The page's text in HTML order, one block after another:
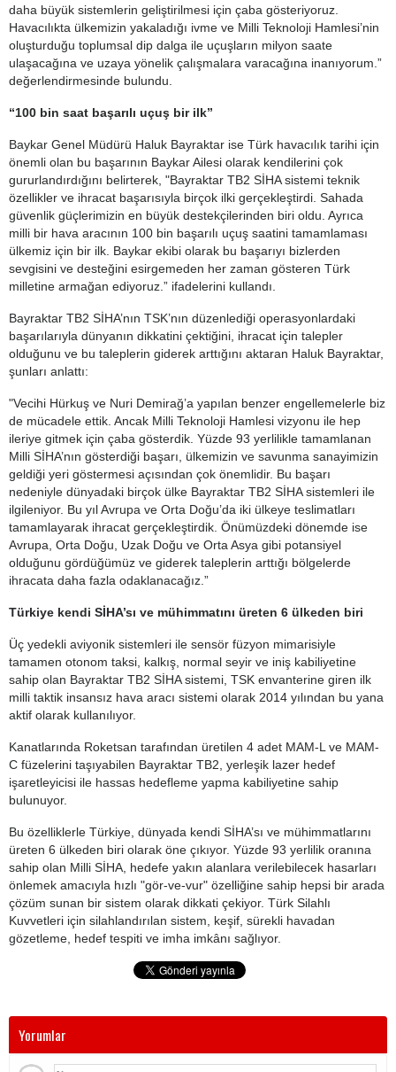
daha büyük sistemlerin geliştirilmesi için çaba gösteriyoruz.
Havacılıkta ülkemizin yakaladığı ivme ve Milli Teknoloji Hamlesi’nin
oluşturduğu toplumsal dip dalga ile uçuşların milyon saate
ulaşacağına ve uzaya yönelik çalışmalara varacağına inanıyorum.”
değerlendirmesinde bulundu.
“100 bin saat başarılı uçuş bir ilk”
Baykar Genel Müdürü Haluk Bayraktar ise Türk havacılık tarihi için
önemli olan bu başarının Baykar Ailesi olarak kendilerini çok
gururlandırdığını belirterek, "Bayraktar TB2 SİHA sistemi teknik
özellikler ve ihracat başarısıyla birçok ilki gerçekleştirdi. Sahada
güvenlik güçlerimizin en büyük destekçilerinden biri oldu. Ayrıca
milli bir hava aracının 100 bin başarılı uçuş saatini tamamlaması
ülkemiz için bir ilk. Baykar ekibi olarak bu başarıyı bizlerden
sevgisini ve desteğini esirgemeden her zaman gösteren Türk
milletine armağan ediyoruz.” ifadelerini kullandı.
Bayraktar TB2 SİHA’nın TSK’nın düzenlediği operasyonlardaki
başarılarıyla dünyanın dikkatini çektiğini, ihracat için talepler
olduğunu ve bu taleplerin giderek arttığını aktaran Haluk Bayraktar,
şunları anlattı:
"Vecihi Hürkuş ve Nuri Demirağ’a yapılan benzer engellemelerle biz
de mücadele ettik. Ancak Milli Teknoloji Hamlesi vizyonu ile hep
ileriye gitmek için çaba gösterdik. Yüzde 93 yerlilikle tamamlanan
Milli SİHA’nın gösterdiği başarı, ülkemizin ve savunma sanayimizin
geldiği yeri göstermesi açısından çok önemlidir. Bu başarı
nedeniyle dünyadaki birçok ülke Bayraktar TB2 SİHA sistemleri ile
ilgileniyor. Bu yıl Avrupa ve Orta Doğu’da iki ülkeye teslimatları
tamamlayarak ihracat gerçekleştirdik. Önümüzdeki dönemde ise
Avrupa, Orta Doğu, Uzak Doğu ve Orta Asya gibi potansiyel
olduğunu gördüğümüz ve giderek taleplerin arttığı bölgelerde
ihracata daha fazla odaklanacağız.”
Türkiye kendi SİHA’sı ve mühimmatını üreten 6 ülkeden biri
Üç yedekli aviyonik sistemleri ile sensör füzyon mimarisiyle
tamamen otonom taksi, kalkış, normal seyir ve iniş kabiliyetine
sahip olan Bayraktar TB2 SİHA sistemi, TSK envanterine giren ilk
milli taktik insansız hava aracı sistemi olarak 2014 yılından bu yana
aktif olarak kullanılıyor.
Kanatlarında Roketsan tarafından üretilen 4 adet MAM-L ve MAM-
C füzelerini taşıyabilen Bayraktar TB2, yerleşik lazer hedef
işaretleyicisi ile hassas hedefleme yapma kabiliyetine sahip
bulunuyor.
Bu özelliklerle Türkiye, dünyada kendi SİHA’sı ve mühimmatlarını
üreten 6 ülkeden biri olarak öne çıkıyor. Yüzde 93 yerlilik oranına
sahip olan Milli SİHA, hedefe yakın alanlara verilebilecek hasarları
önlemek amacıyla hızlı "gör-ve-vur" özelliğine sahip hepsi bir arada
çözüm sunan bir sistem olarak dikkati çekiyor. Türk Silahlı
Kuvvetleri için silahlandırılan sistem, keşif, sürekli havadan
gözetleme, hedef tespiti ve imha imkânı sağlıyor.
Yorumlar